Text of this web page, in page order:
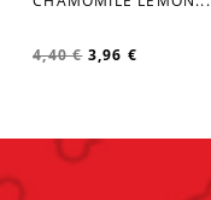
4,40 € 3,96 €